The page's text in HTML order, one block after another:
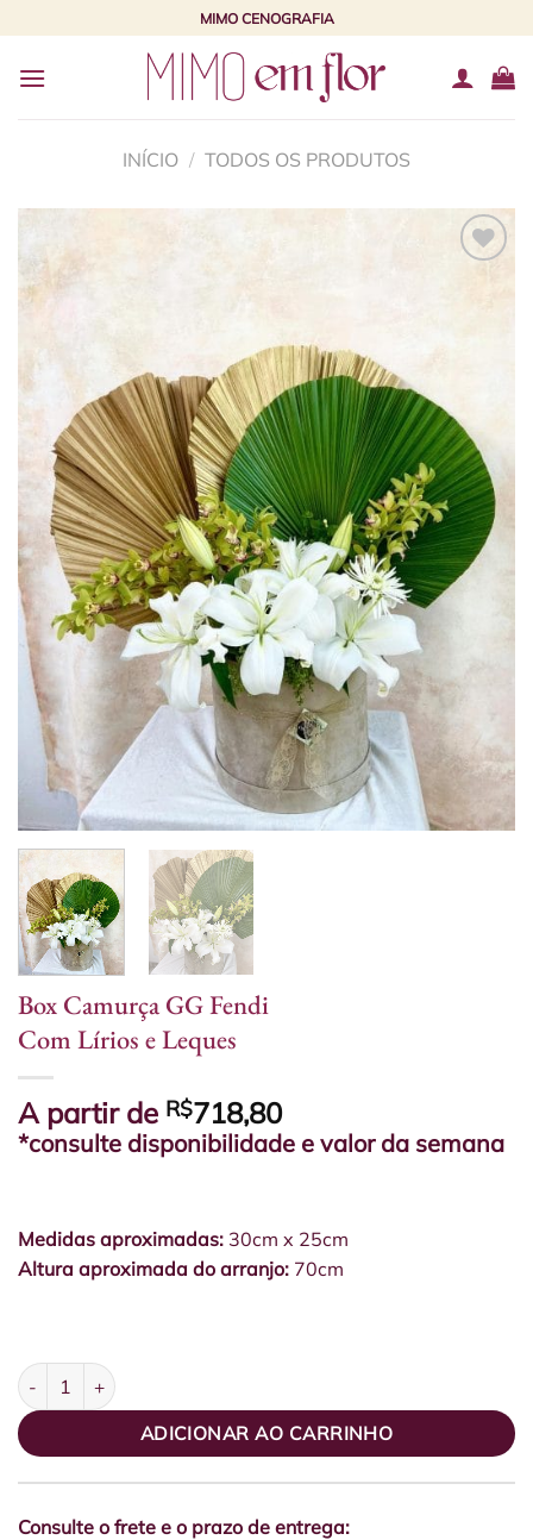
to
content
MIMO CENOGRAFIA
INÍCIO / TODOS OS PRODUTOS
Box Camurça GG Fendi
Com Lírios e Leques
A partir de R$718,80
*consulte disponibilidade e valor da semana
Medidas aproximadas: 30cm x 25cm
Altura aproximada do arranjo: 70cm
Box Camurça GG Fendi Com Lírios e Leques quantidade
ADICIONAR AO CARRINHO
Consulte o frete e o prazo de entrega: